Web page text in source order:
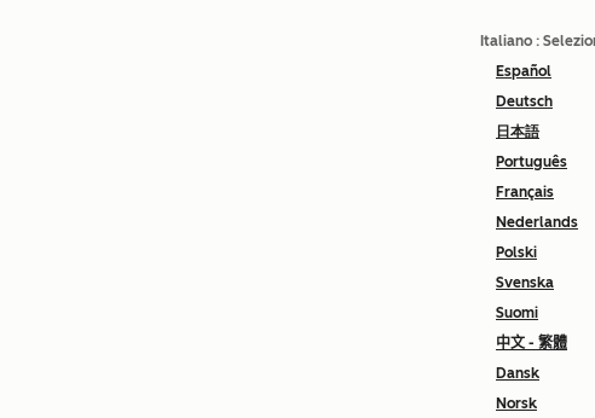
Italiano :
Español
Deutsch
日本語
Português
Français
Nederlands
Polski
Svenska
Suomi
中文 - 繁體
Dansk
Norsk